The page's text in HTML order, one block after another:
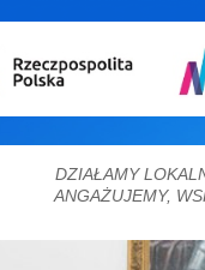
DZIAŁAMY
ANGAŻUJEMY,